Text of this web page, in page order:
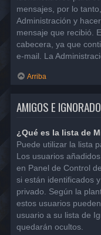
mensajes, por lo
Administración y
mensaje que recibió.
cabecera, ya que
e-mail. La
Arriba
AMIGOS E
¿Qué es la lista de
Puede utilizar la lista
Los usuarios
en Panel de Control
si están identificados
privado. Según la
estos usuarios
usuario a su lista de
quedarán ocultos.